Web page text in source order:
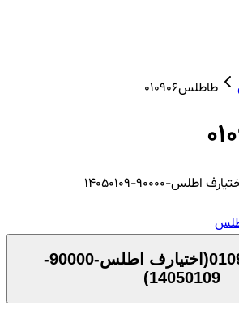
طاطلس010906
اطلس-90000-14050109
(
اختیارف اطلس-90000-
14050109
)